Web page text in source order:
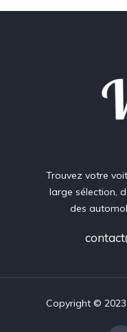
Trouvez votre
large sélection,
des
Copyright ©